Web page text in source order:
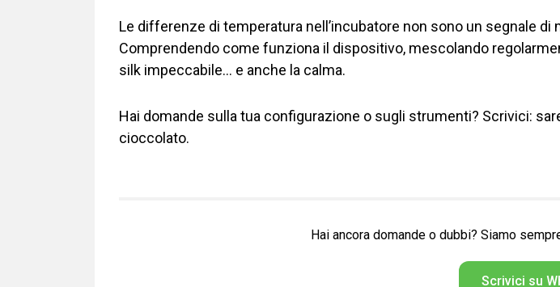
Le differenze di temperatura nell’incubatore non sono un segnale
Comprendendo come funziona il dispositivo, mescolando
silk impeccabile… e anche la calma.
Hai domande sulla tua configurazione o sugli strumenti? Scrivici:
cioccolato.
Hai ancora domande o dubbi? Siamo
Scrivici su